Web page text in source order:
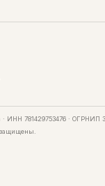
ИНН 781429753476 · ОГРНИП